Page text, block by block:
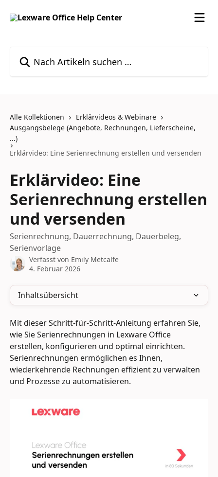
Alle Kollektionen
Erklärvideos & Webinare
Ausgangsbelege (Angebote, Rechnungen, Lieferscheine,
...)
Erklärvideo: Eine Serienrechnung erstellen und versenden
Erklärvideo: Eine
Serienrechnung erstellen
und versenden
Serienrechnung, Dauerrechnung, Dauerbeleg,
Serienvorlage
Verfasst von Emily Metcalfe
4. Februar 2026
Inhaltsübersicht
Mit dieser Schritt-für-Schritt-Anleitung erfahren Sie,
wie Sie Serienrechnungen in Lexware Office
erstellen, konfigurieren und optimal einrichten.
Serienrechnungen ermöglichen es Ihnen,
wiederkehrende Rechnungen effizient zu verwalten
und Prozesse zu automatisieren.